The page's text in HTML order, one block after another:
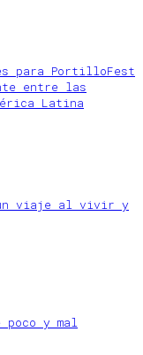
para PortilloFest
entre las
Latina
un viaje al vivir y
y mal